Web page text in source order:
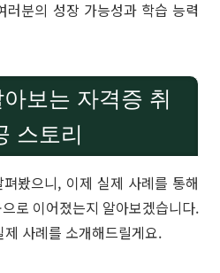
러분의 성장 가능성과 학습 능력
보는 자격증 취
스토리
봤으니, 이제 실제 사례를 통해
로 이어졌는지 알아보겠습니다.
사례를 소개해드릴게요.